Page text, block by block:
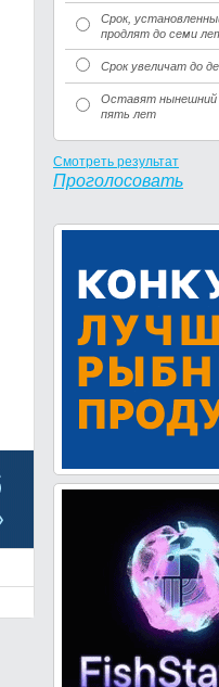
Срок,
продлят до семи
Срок увеличат до
Оставят нынешний
пять лет
Смотреть результат
Проголосовать